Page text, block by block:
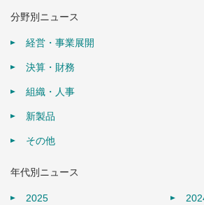
分野別ニュース
経営・事業展開
決算・財務
組織・人事
新製品
その他
年代別ニュース
2025